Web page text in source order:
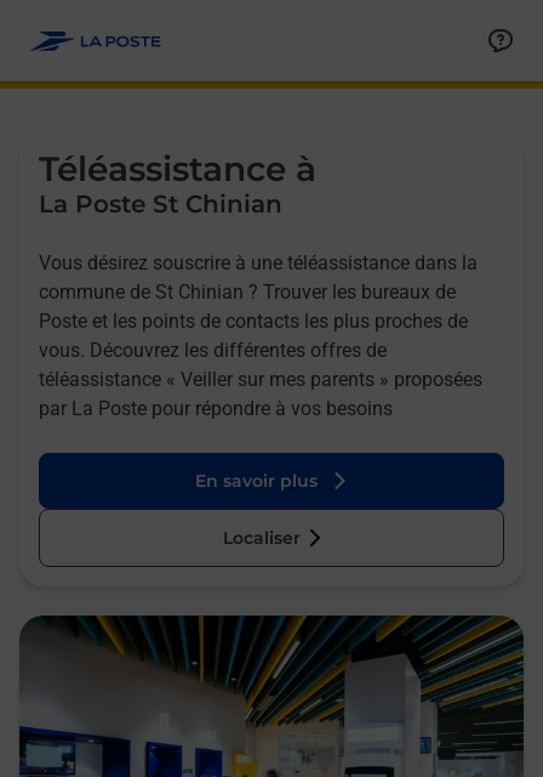
Téléassistance à
La Poste St Chinian
Vous désirez souscrire à une téléassistance dans la
commune de St Chinian ? Trouver les bureaux de
Poste et les points de contacts les plus proches de
vous. Découvrez les différentes offres de
téléassistance « Veiller sur mes parents » proposées
par La Poste pour répondre à vos besoins
En savoir plus
Localiser